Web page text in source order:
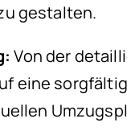
gestalten.
Von der
eine